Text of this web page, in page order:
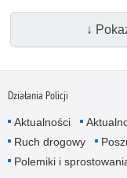
↓
Działania Policji
Aktualności
Ruch drogowy
Polemiki i